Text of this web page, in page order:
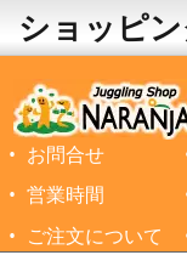
ショッピ
お問合せ
営業時間
ご注文について